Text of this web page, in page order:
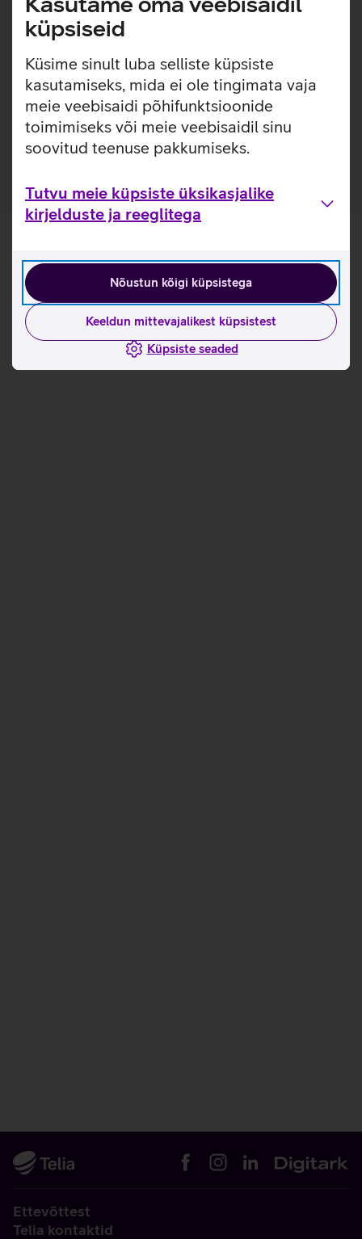
küpsiseid
Küsime sinult luba selliste küpsiste
kasutamiseks, mida ei ole tingimata vaja
meie veebisaidi põhifunktsioonide
toimimiseks või meie veebisaidil sinu
soovitud teenuse pakkumiseks.
Tutvu meie küpsiste üksikasjalike
kirjelduste ja reeglitega
Nõustun kõigi küpsistega
Keeldun mittevajalikest küpsistest
Küpsiste seaded
kestab ühe komplekti patareidega kuni 2 aastat.
Täpne lasertehnoloogia.
Kasulikud lingid
Tutvu hiire Lenovo Professional Wireless omaduste ja
kasutusviisidega tootja kodulehel
Ettevõttest
Telia kontaktid